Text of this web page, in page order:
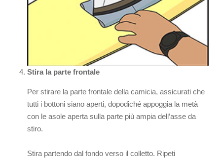
Stira la parte frontale
Per stirare la parte frontale della camicia, assicurati che
tutti i bottoni siano aperti, dopodiché appoggia la metà
con le asole aperta sulla parte più ampia dell’asse da
stiro.
Stira partendo dal fondo verso il colletto. Ripeti